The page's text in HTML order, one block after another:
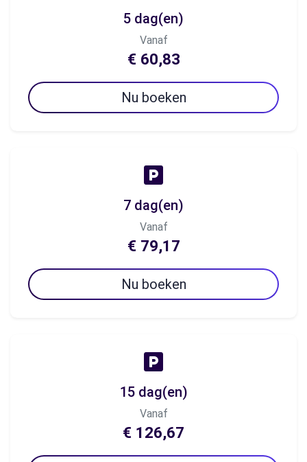
5 dag(en)
Vanaf
€ 60,83
Nu boeken
7 dag(en)
Vanaf
€ 79,17
Nu boeken
15 dag(en)
Vanaf
€ 126,67